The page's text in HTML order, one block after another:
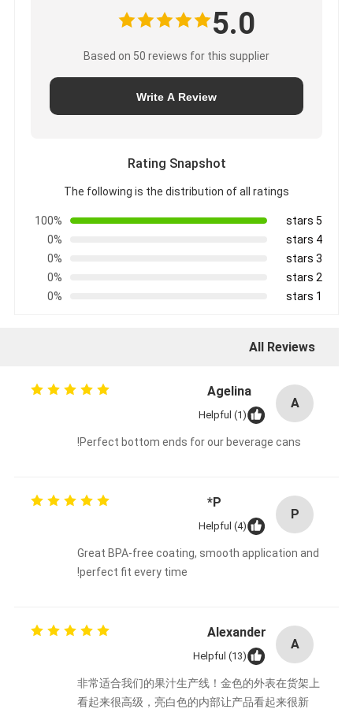
5.0
Based on 50 reviews for this supplier
Write A Review
Rating Snapshot
The following is the distribution of all ratings
5 stars
100%
4 stars
0%
3 stars
0%
2 stars
0%
1 stars
0%
All Reviews
A
Agelina
Helpful (1)
Perfect bottom ends for our beverage cans!
P
P*
Helpful (4)
Great BPA-free coating, smooth application and
perfect fit every time!
A
Alexander
Helpful (13)
非常适合我们的果汁生产线！金色的外表在货架上
看起来很高级，亮白色的内部让产品看起来很新